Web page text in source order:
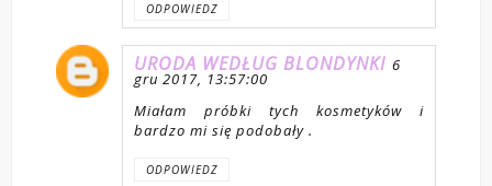
ODPOWIEDZ
URODA WEDŁUG BLONDYNKI 6
gru 2017, 13:57:00
Miałam próbki tych kosmetyków i
bardzo mi się podobały .
ODPOWIEDZ